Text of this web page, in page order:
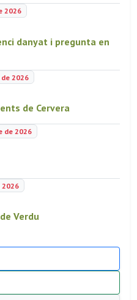
2026
danyat i pregunta en
2026
de Cervera
de 2026
2026
Verdu